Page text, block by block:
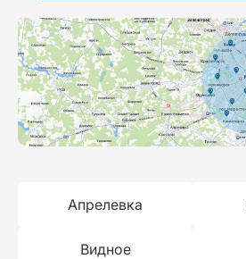
Апрелевка
Видное